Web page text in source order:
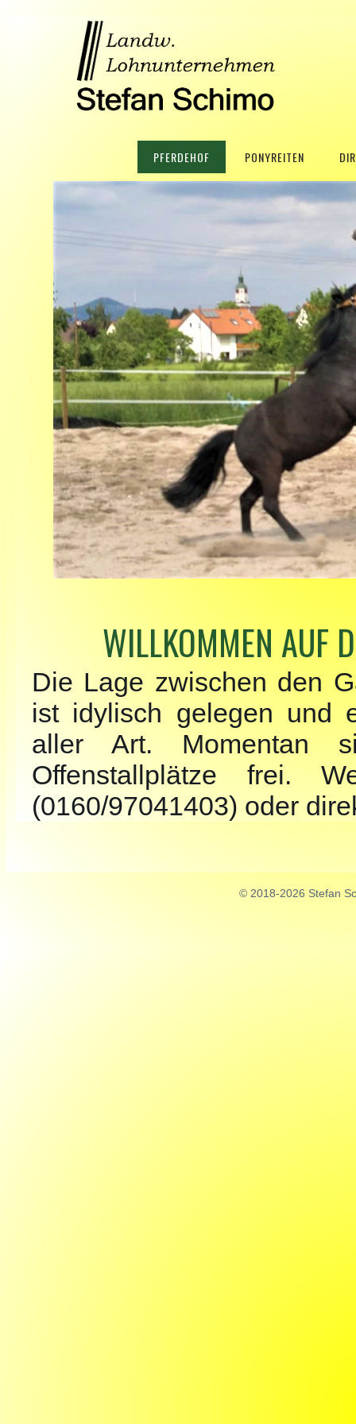
PFERDEHOF PONYREITEN
WILLKOMMEN AUF
Die Lage zwischen den
ist idylisch gelegen und
aller Art. Momentan
Offenstallplätze frei.
(0160/97041403) oder
© 2018-2026 Stefan